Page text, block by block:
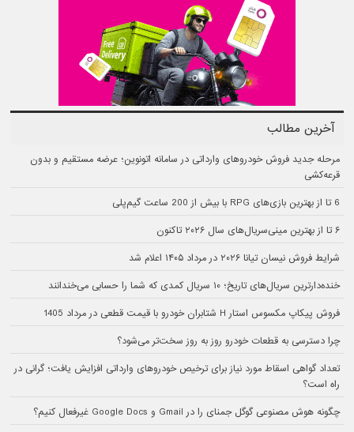
آخرین مطالب
مرحله جدید فروش خودروهای وارداتی در سامانه اتونوین؛ عرضه مستقیم و بدون
قرعه‌کشی
6 تا از بهترین بازی‌های RPG با بیش از 200 ساعت گیم‌پلی
۶ تا از بهترین مینی‌سریال‌های سال ۲۰۲۶ تاکنون
شرایط فروش نیسان تیانا ۲۰۲۶ در مرداد ۱۴۰۵ اعلام شد
خنده‌دارترین سریال‌های تاریخ؛ ۱۰ سریال کمدی که شما را حسابی می‌خندانند
فروش پیکاپ مکسوس استار H شتابران خودرو با قیمت قطعی در مرداد 1405
چرا دسترسی به قطعات خودرو روز به روز سخت‌تر می‌شود؟
تعداد گواهی اسقاط مورد نیاز برای ترخیص خودروهای وارداتی افزایش یافت؛ گرانی در
راه است؟
چگونه هوش مصنوعی گوگل جمنای را در Gmail و Google Docs غیرفعال کنیم؟